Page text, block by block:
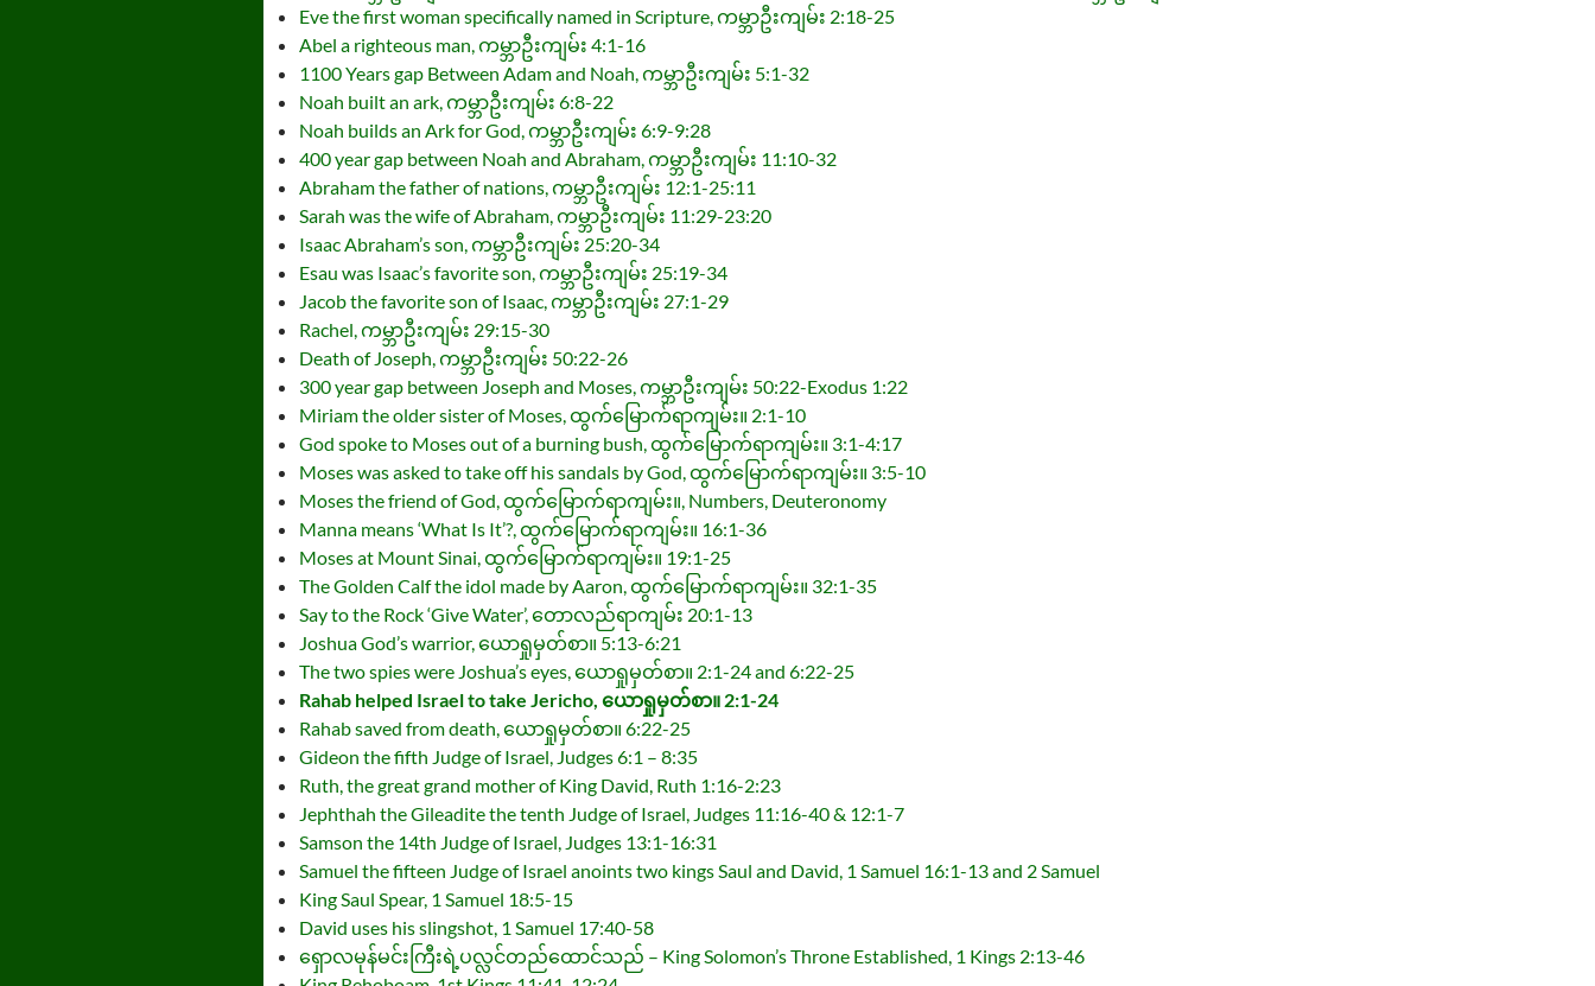
Eve the first woman specifically named in Scripture, ကမ္ဘာဦးကျမ်း 2:18-25
Abel a righteous man, ကမ္ဘာဦးကျမ်း 4:1-16
1100 Years gap Between Adam and Noah, ကမ္ဘာဦးကျမ်း 5:1-32
Noah built an ark, ကမ္ဘာဦးကျမ်း 6:8-22
Noah builds an Ark for God, ကမ္ဘာဦးကျမ်း 6:9-9:28
400 year gap between Noah and Abraham, ကမ္ဘာဦးကျမ်း 11:10-32
Abraham the father of nations, ကမ္ဘာဦးကျမ်း 12:1-25:11
Sarah was the wife of Abraham, ကမ္ဘာဦးကျမ်း 11:29-23:20
Isaac Abraham’s son, ကမ္ဘာဦးကျမ်း 25:20-34
Esau was Isaac’s favorite son, ကမ္ဘာဦးကျမ်း 25:19-34
Jacob the favorite son of Isaac, ကမ္ဘာဦးကျမ်း 27:1-29
Rachel, ကမ္ဘာဦးကျမ်း 29:15-30
Death of Joseph, ကမ္ဘာဦးကျမ်း 50:22-26
300 year gap between Joseph and Moses, ကမ္ဘာဦးကျမ်း 50:22-Exodus 1:22
Miriam the older sister of Moses, ထွက်မြောက်ရာကျမ်း။ 2:1-10
God spoke to Moses out of a burning bush, ထွက်မြောက်ရာကျမ်း။ 3:1-4:17
Moses was asked to take off his sandals by God, ထွက်မြောက်ရာကျမ်း။ 3:5-10
Moses the friend of God, ထွက်မြောက်ရာကျမ်း။, Numbers, Deuteronomy
Manna means ‘What Is It’?, ထွက်မြောက်ရာကျမ်း။ 16:1-36
Moses at Mount Sinai, ထွက်မြောက်ရာကျမ်း။ 19:1-25
The Golden Calf the idol made by Aaron, ထွက်မြောက်ရာကျမ်း။ 32:1-35
Say to the Rock ‘Give Water’, တောလည်ရာကျမ်း 20:1-13
Joshua God’s warrior, ယောရှုမှတ်စာ။ 5:13-6:21
The two spies were Joshua’s eyes, ယောရှုမှတ်စာ။ 2:1-24 and 6:22-25
Rahab helped Israel to take Jericho, ယောရှုမှတ်စာ။ 2:1-24
Rahab saved from death, ယောရှုမှတ်စာ။ 6:22-25
Gideon the fifth Judge of Israel, Judges 6:1 – 8:35
Ruth, the great grand mother of King David, Ruth 1:16-2:23
Jephthah the Gileadite the tenth Judge of Israel, Judges 11:16-40 & 12:1-7
Samson the 14th Judge of Israel, Judges 13:1-16:31
Samuel the fifteen Judge of Israel anoints two kings Saul and David, 1 Samuel 16:1-13 and 2 Samuel
King Saul Spear, 1 Samuel 18:5-15
David uses his slingshot, 1 Samuel 17:40-58
ရှောလမုန်မင်းကြီးရဲ့ပလ္လင်တည်ထောင်သည် – King Solomon’s Throne Established, 1 Kings 2:13-46